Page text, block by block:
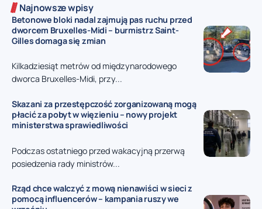
Najnowsze wpisy
Betonowe bloki nadal zajmują pas ruchu przed
dworcem Bruxelles-Midi – burmistrz Saint-
Gilles domaga się zmian
Kilkadziesiąt metrów od międzynarodowego
dworca Bruxelles-Midi, przy...
Skazani za przestępczość zorganizowaną mogą
płacić za pobyt w więzieniu – nowy projekt
ministerstwa sprawiedliwości
Podczas ostatniego przed wakacyjną przerwą
posiedzenia rady ministrów...
Rząd chce walczyć z mową nienawiści w sieci z
pomocą influencerów – kampania ruszy we